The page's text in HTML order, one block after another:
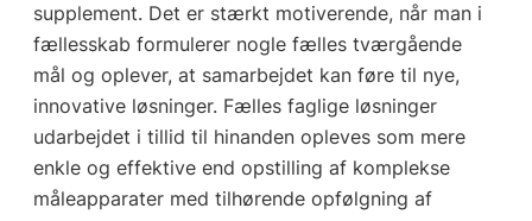
supplement. Det er stærkt motiverende, når man i
fællesskab formulerer nogle fælles tværgående
mål og oplever, at samarbejdet kan føre til nye,
innovative løsninger. Fælles faglige løsninger
udarbejdet i tillid til hinanden opleves som mere
enkle og effektive end opstilling af komplekse
måleapparater med tilhørende opfølgning af